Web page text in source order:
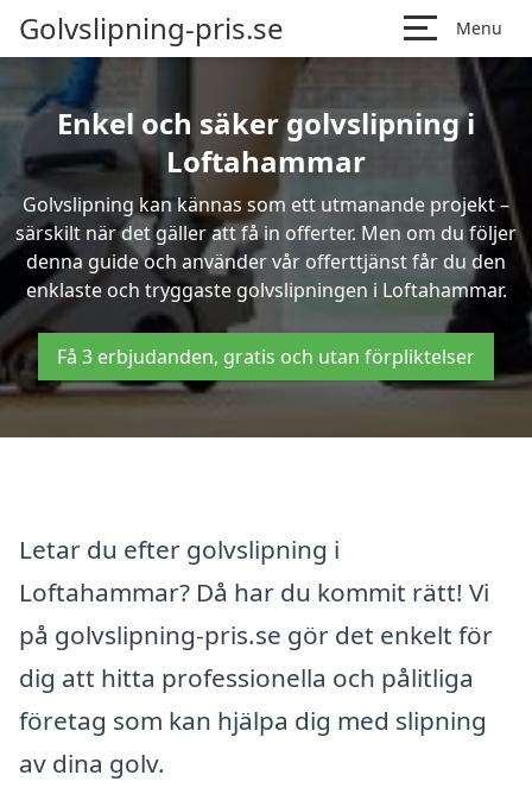
Golvslipning-pris.se Menu
Enkel och säker golvslipning i
Loftahammar
Golvslipning kan kännas som ett utmanande projekt –
särskilt när det gäller att få in offerter. Men om du följer
denna guide och använder vår offerttjänst får du den
enklaste och tryggaste golvslipningen i Loftahammar.
Få 3 erbjudanden, gratis och utan förpliktelser
Letar du efter golvslipning i
Loftahammar? Då har du kommit rätt! Vi
på golvslipning-pris.se gör det enkelt för
dig att hitta professionella och pålitliga
företag som kan hjälpa dig med slipning
av dina golv.